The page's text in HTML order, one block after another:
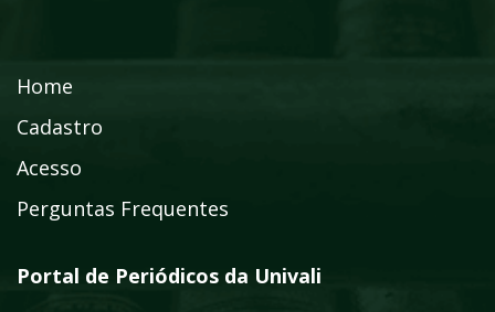
Home
Cadastro
Acesso
Perguntas Frequentes
Portal de Periódicos da Univali